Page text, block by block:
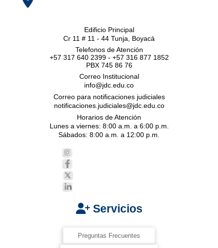
Edificio Principal
Cr 11 # 11 - 44 Tunja, Boyacá
Telefonos de Atención
+57 317 640 2399 - +57 316 877 1852
PBX 745 86 76
Correo Institucional
info@jdc.edu.co
Correo para notificaciones judiciales
notificaciones.judiciales@jdc.edu.co
Horarios de Atención
Lunes a viernes: 8:00 a.m. a 6:00 p.m.
Sábados: 8:00 a.m. a 12:00 p.m.
Servicios
Preguntas Frecuentes